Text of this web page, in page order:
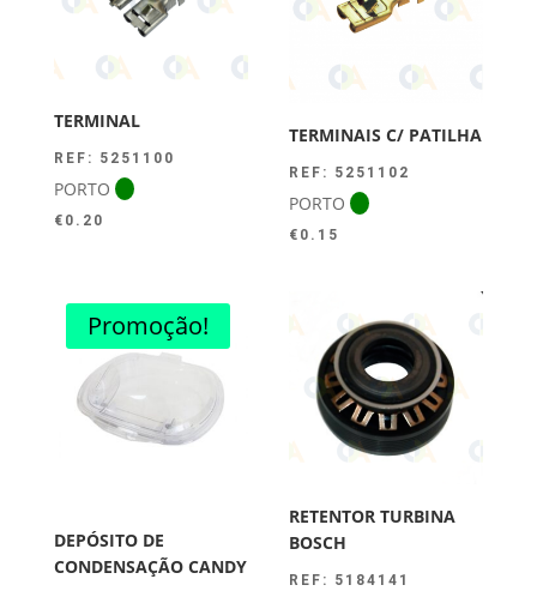
TERMINAL
REF: 5251100
PORTO
€ 0.20
TERMINAIS C/ PATILHA
REF: 5251102
PORTO
€ 0.15
Promoção!
DEPÓSITO DE
CONDENSAÇÃO CANDY
RETENTOR TURBINA
BOSCH
REF: 5184141